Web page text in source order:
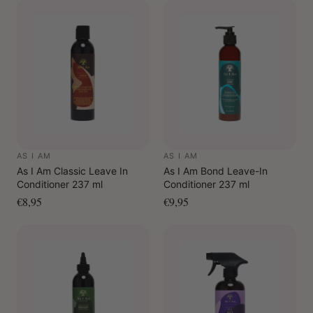
Leave your curls feeling fresh, soft and perfectly manageable
with this cleansing and caring shampoo!
AS I AM
As I Am Classic Leave In
Conditioner 237 ml
€8,95
AS I AM
As I Am Bond Leave-In
Conditioner 237 ml
€9,95